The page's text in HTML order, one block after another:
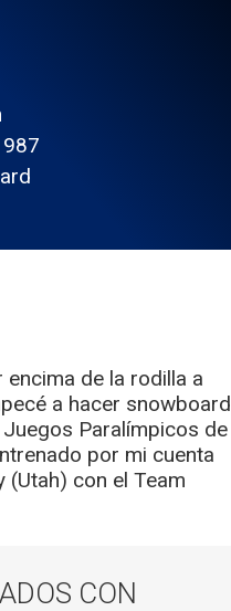
de la rodilla a
a hacer snowboard
Paralímpicos de
por mi cuenta
(Utah) con el Team
CON